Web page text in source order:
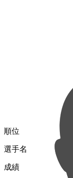
順位
選手名
成績